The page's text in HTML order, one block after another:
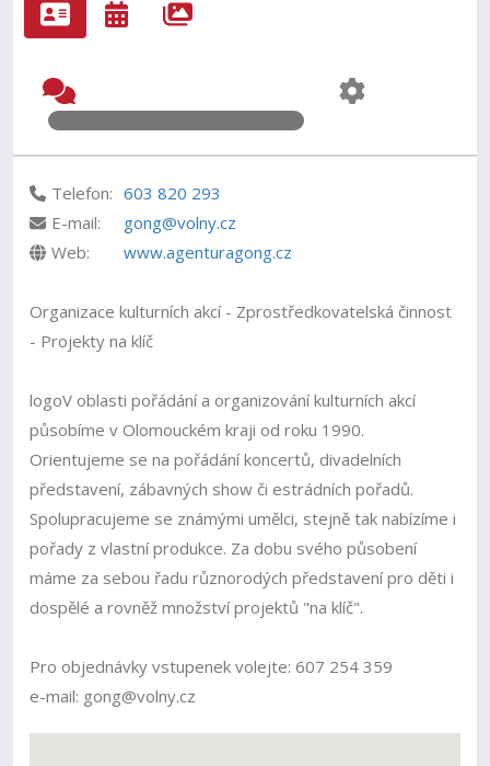
Telefon: 603 820 293
E-mail:
gong@volny.cz
Web:
www.agenturagong.cz
Organizace kulturních akcí - Zprostředkovatelská činnost
- Projekty na klíč
logoV oblasti pořádání a organizování kulturních akcí
působíme v Olomouckém kraji od roku 1990.
Orientujeme se na pořádání koncertů, divadelních
představení, zábavných show či estrádních pořadů.
Spolupracujeme se známými umělci, stejně tak nabízíme i
pořady z vlastní produkce. Za dobu svého působení
máme za sebou řadu různorodých představení pro děti i
dospělé a rovněž množství projektů "na klíč".
Pro objednávky vstupenek volejte: 607 254 359
e-mail: gong@volny.cz